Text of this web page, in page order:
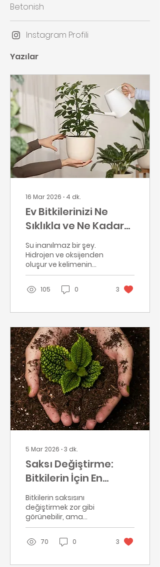
Betonish
Instagram Profili
Yazılar
16 Mar 2026 ∙ 4 dk.
Ev Bitkilerinizi Ne
Sıklıkla ve Ne Kadar
Sulamalısınız? İşte
Bilmeniz Gerekenler
Su inanılmaz bir şey.
Hidrojen ve oksijenden
oluşur ve kelimenin
tam anlamıyla Dünya
üzerindeki tüm
yaşamdan
sulamak çok kolaydır,
sıklıkla sulayacağınız
biraz daha karmaşık
olabilir. Neyse ki,
optimum bitki sağlığı
için sulama
konusunda birkaç
fikrimiz var.
105 0 3
5 Mar 2026 ∙3 dk.
Saksı Değiştirme:
Bitkilerin İçin En
Doğru Adımlar
Bitkilerin saksısını
değiştirmek zor gibi
görünebilir, ama
aslında doğru
yöntemlerle bu işlem
oldukça kolaydır. Saksı
bitkinin saksısını
70 0 3